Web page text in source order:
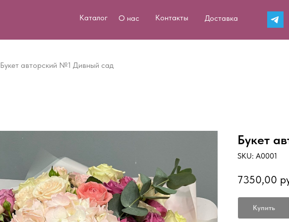
Каталог О нас Контакты Доставка
Букет авторский №1 Дивный сад
Букет
SKU: А0001
7350,00
Купить